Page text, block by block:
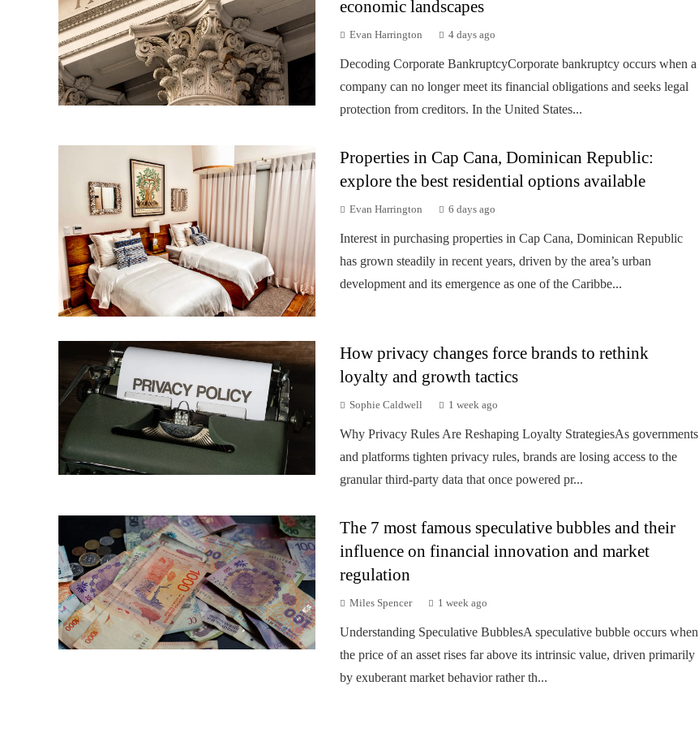
economic landscapes
Evan Harrington 4 days ago
Decoding Corporate BankruptcyCorporate bankruptcy occurs when a
company can no longer meet its financial obligations and seeks legal
protection from creditors. In the United States...
Properties in Cap Cana, Dominican Republic:
explore the best residential options available
Evan Harrington 6 days ago
Interest in purchasing properties in Cap Cana, Dominican Republic
has grown steadily in recent years, driven by the area’s urban
development and its emergence as one of the Caribbe...
How privacy changes force brands to rethink
loyalty and growth tactics
Sophie Caldwell 1 week ago
Why Privacy Rules Are Reshaping Loyalty StrategiesAs governments
and platforms tighten privacy rules, brands are losing access to the
granular third-party data that once powered pr...
The 7 most famous speculative bubbles and their
influence on financial innovation and market
regulation
Miles Spencer 1 week ago
Understanding Speculative BubblesA speculative bubble occurs when
the price of an asset rises far above its intrinsic value, driven primarily
by exuberant market behavior rather th...